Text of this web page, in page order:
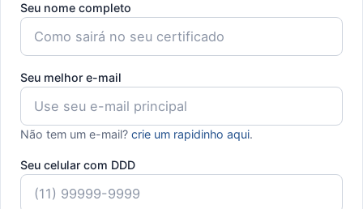
Seu nome completo
Seu melhor e-mail
Não tem um e-mail? crie um rapidinho aqui.
Seu celular com DDD